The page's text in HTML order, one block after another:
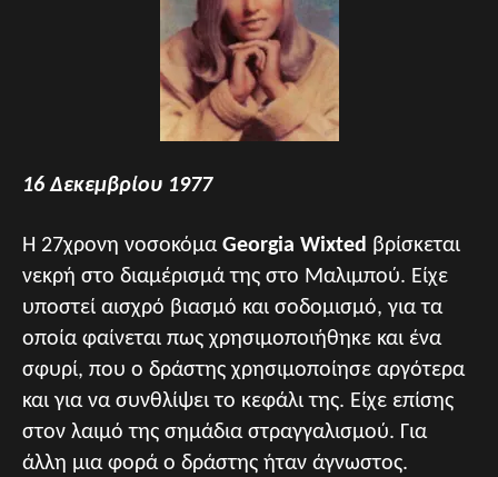
16 Δεκεμβρίου 1977
Η 27χρονη νοσοκόμα Georgia Wixted βρίσκεται
νεκρή στο διαμέρισμά της στο Μαλιμπού. Είχε
υποστεί αισχρό βιασμό και σοδομισμό, για τα
οποία φαίνεται πως χρησιμοποιήθηκε και ένα
σφυρί, που ο δράστης χρησιμοποίησε αργότερα
και για να συνθλίψει το κεφάλι της. Είχε επίσης
στον λαιμό της σημάδια στραγγαλισμού. Για
άλλη μια φορά ο δράστης ήταν άγνωστος.